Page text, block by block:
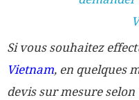
Si vous souhaitez
Vietnam, en quelques
devis sur mesure